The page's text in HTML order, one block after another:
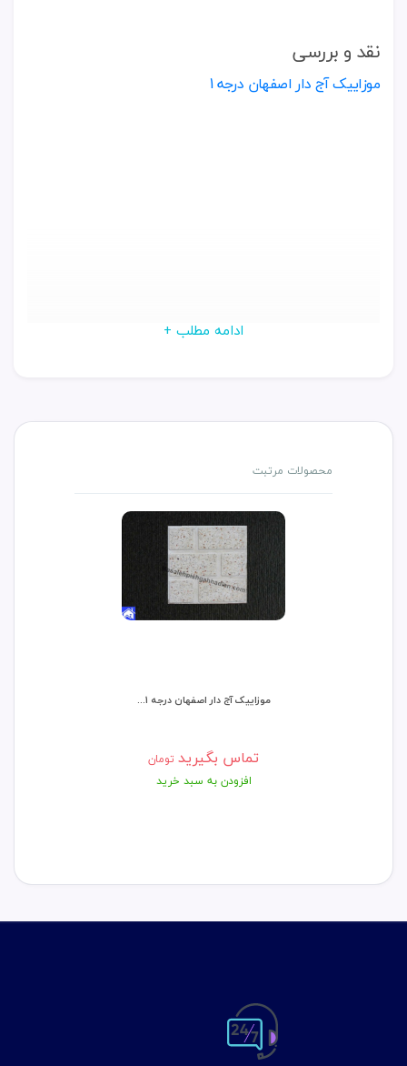
نقد و بررسی
موزاییک آج دار اصفهان درجه 1
ادامه مطلب +
محصولات مرتبت
موزاییک آج دار اصفهان درجه 1...
تماس بگیرید تومان
افزودن به سبد خرید